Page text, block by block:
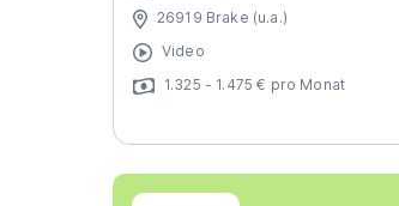
26919 Brake (u.a.)
Video
1.325 - 1.475 € pro Monat